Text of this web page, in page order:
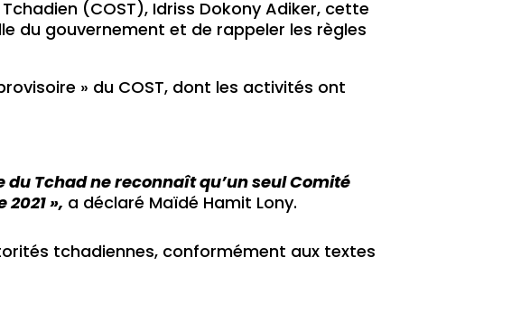
(COST), Idriss Dokony Adiker, cette
du gouvernement et de rappeler les règles
» du COST, dont les activités ont
Tchad ne reconnaît qu’un seul Comité
», a déclaré Maïdé Hamit Lony.
tchadiennes, conformément aux textes